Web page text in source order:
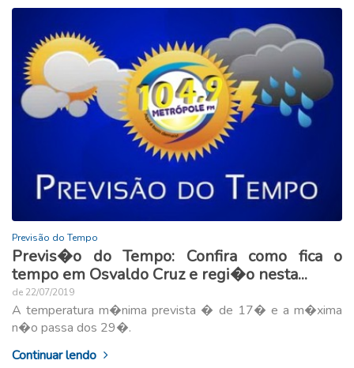
Previsão do Tempo
Previs�o do Tempo: Confira como fica o
tempo em Osvaldo Cruz e regi�o nesta...
de 22/07/2019
A temperatura m�nima prevista � de 17� e a m�xima
n�o passa dos 29�.
Continuar lendo